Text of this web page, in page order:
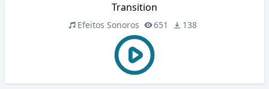
Transition
Efeitos Sonoros 651 138